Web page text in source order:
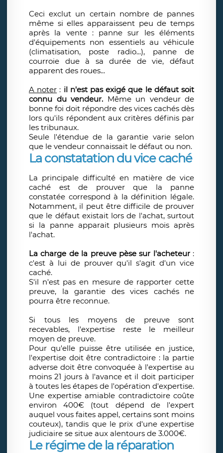
Ceci exclut un certain nombre de pannes
même si elles apparaissent peu de temps
après la vente : panne sur les éléments
d'équipements non essentiels au véhicule
(climatisation, poste radio...), panne de
courroie due à sa durée de vie, défaut
apparent des roues...
A noter : il n'est pas exigé que le défaut soit
connu du vendeur. Même un vendeur de
bonne foi doit répondre des vices cachés dès
lors qu'ils répondent aux critères définis par
les tribunaux.
Seule l'étendue de la garantie varie selon
que le vendeur connaissait le défaut ou non.
La constatation du vice caché
La principale difficulté en matière de vice
caché est de prouver que la panne
constatée correspond à la définition légale.
Notamment, il peut être difficile de prouver
que le défaut existait lors de l'achat, surtout
si la panne apparait plusieurs mois après
l'achat.
La charge de la preuve pèse sur l'acheteur:
c'est à lui de prouver qu'il s'agit d'un vice
caché.
S'il n'est pas en mesure de rapporter cette
preuve, la garantie des vices cachés ne
pourra être reconnue.
Si tous les moyens de preuve sont
recevables, l'expertise reste le meilleur
moyen de preuve.
Pour qu'elle puisse être utilisée en justice,
l'expertise doit être contradictoire : la partie
adverse doit être convoquée à l'expertise au
moins 21 jours à l'avance et il doit participer
à toutes les étapes de l'opération d'expertise.
Une expertise amiable contradictoire coûte
environ 400€ (tout dépend de l'expert
auquel vous faites appel, certains sont moins
couteux), tandis que le prix d'une expertise
judiciaire se situe aux alentours de 3.000€.
Le régime de la réparation